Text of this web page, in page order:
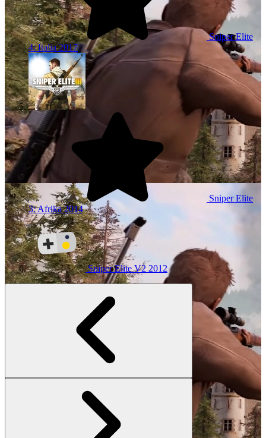
Sniper Elite
4: Italia2017
Sniper Elite
3: Afrika2014
Sniper Elite V2 2012